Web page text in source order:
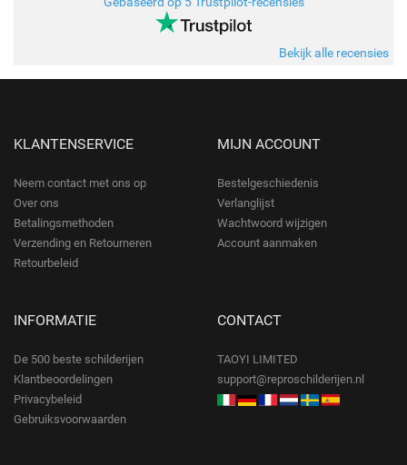
Bekijk alle recensies
KLANTENSERVICE
Neem contact met ons op
Over ons
Betalingsmethoden
Verzending en Retourneren
Retourbeleid
MIJN ACCOUNT
Bestelgeschiedenis
Verlanglijst
Wachtwoord wijzigen
Account aanmaken
INFORMATIE
De 500 beste schilderijen
Klantbeoordelingen
Privacybeleid
Gebruiksvoorwaarden
CONTACT
TAOYI LIMITED
support@reproschilderijen.nl